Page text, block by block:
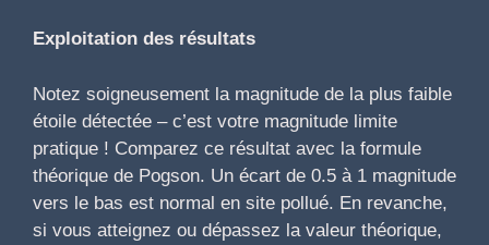
Exploitation des résultats
Notez soigneusement la magnitude de la plus faible
étoile détectée – c’est votre magnitude limite
pratique ! Comparez ce résultat avec la formule
théorique de Pogson. Un écart de 0.5 à 1 magnitude
vers le bas est normal en site pollué. En revanche,
si vous atteignez ou dépassez la valeur théorique,